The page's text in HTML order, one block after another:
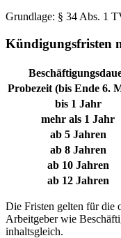
Grundlage: § 34 Abs. 1
Kündigungsfristen
Probezeit (bis Ende 6.
bis 1 Jahr
mehr als 1 Jahr
ab 5 Jahren
ab 8 Jahren
ab 10 Jahren
ab 12 Jahren
Die Fristen gelten für die
Arbeitgeber wie
inhaltsgleich.